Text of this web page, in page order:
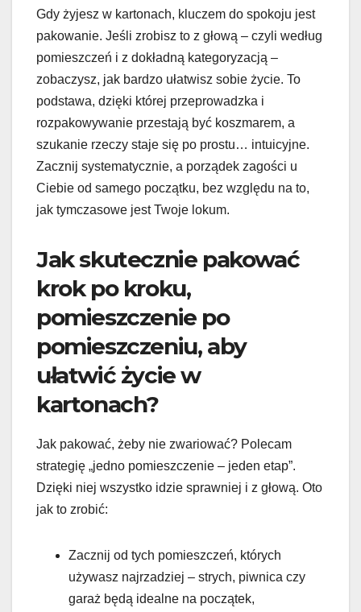
Gdy żyjesz w kartonach, kluczem do spokoju jest
pakowanie. Jeśli zrobisz to z głową – czyli według
pomieszczeń i z dokładną kategoryzacją –
zobaczysz, jak bardzo ułatwisz sobie życie. To
podstawa, dzięki której przeprowadzka i
rozpakowywanie przestają być koszmarem, a
szukanie rzeczy staje się po prostu… intuicyjne.
Zacznij systematycznie, a porządek zagości u
Ciebie od samego początku, bez względu na to,
jak tymczasowe jest Twoje lokum.
Jak skutecznie pakować
krok po kroku,
pomieszczenie po
pomieszczeniu, aby
ułatwić życie w
kartonach?
Jak pakować, żeby nie zwariować? Polecam
strategię „jedno pomieszczenie – jeden etap”.
Dzięki niej wszystko idzie sprawniej i z głową. Oto
jak to zrobić:
Zacznij od tych pomieszczeń, których
używasz najrzadziej – strych, piwnica czy
garaż będą idealne na początek,